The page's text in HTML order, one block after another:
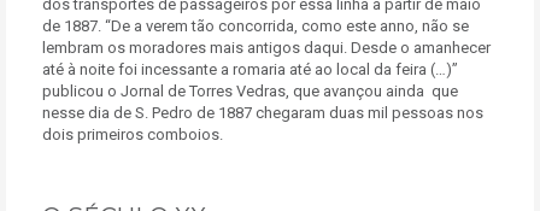
dos transportes de passageiros por essa linha a partir de maio
de 1887. “De a verem tão concorrida, como este anno, não se
lembram os moradores mais antigos daqui. Desde o amanhecer
até à noite foi incessante a romaria até ao local da feira (…)”
publicou o Jornal de Torres Vedras, que avançou ainda que
nesse dia de S. Pedro de 1887 chegaram duas mil pessoas nos
dois primeiros comboios.